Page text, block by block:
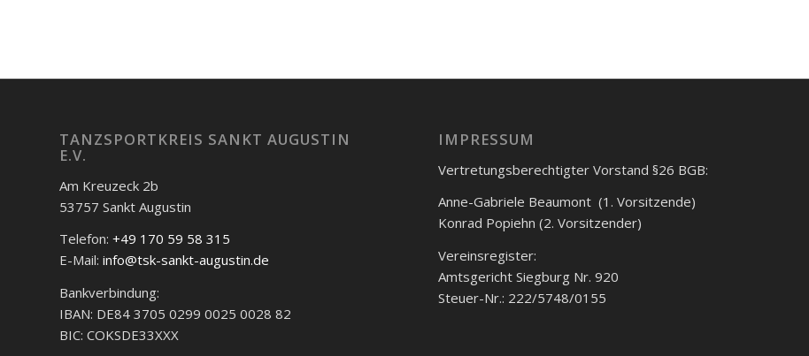
TANZSPORTKREIS SANKT AUGUSTIN
E.V.
Am Kreuzeck 2b
53757 Sankt Augustin
Telefon: +49 170 59 58 315
E-Mail: info@tsk-sankt-augustin.de
Bankverbindung:
IBAN: DE84 3705 0299 0025 0028 82
BIC: COKSDE33XXX
IMPRESSUM
Vertretungsberechtigter Vorstand §26 BGB:
Anne-Gabriele Beaumont (1. Vorsitzende)
Konrad Popiehn (2. Vorsitzender)
Vereinsregister:
Amtsgericht Siegburg Nr. 920
Steuer-Nr.: 222/5748/0155